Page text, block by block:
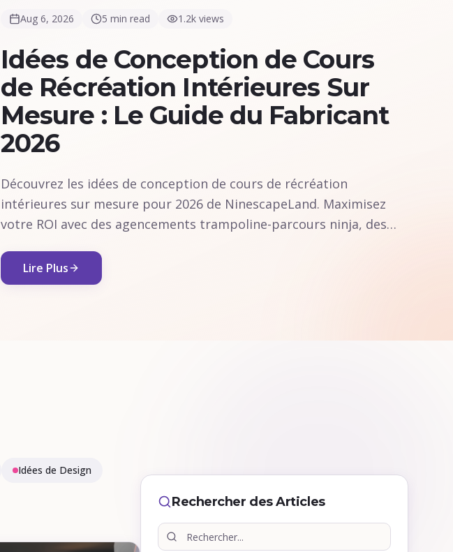
Aug 6, 2026 5 min read 1.2k views
Idées de Conception de Cours
de Récréation Intérieures Sur
Mesure : Le Guide du Fabricant
2026
Découvrez les idées de conception de cours de récréation
intérieures sur mesure pour 2026 de NinescapeLand. Maximisez
votre ROI avec des agencements trampoline-parcours ninja, des
Lire Plus
Idées de Design
Rechercher des Articles